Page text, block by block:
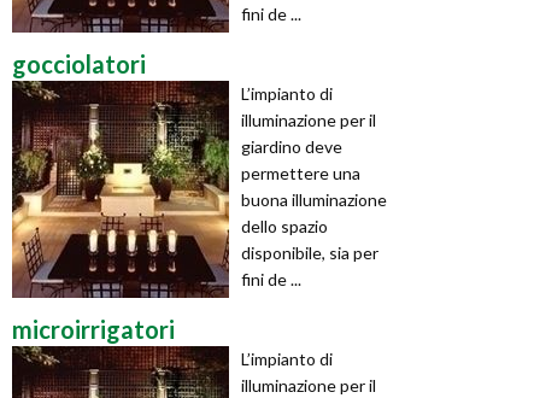
fini de ...
gocciolatori
L’impianto di
illuminazione per il
giardino deve
permettere una
buona illuminazione
dello spazio
disponibile, sia per
fini de ...
microirrigatori
L’impianto di
illuminazione per il